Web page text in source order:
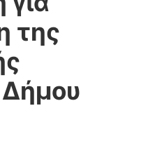
της